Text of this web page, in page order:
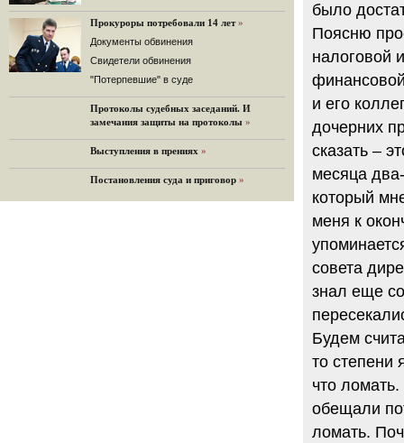
Граждане не хотят платить по счетам ЮКОСа
Решение Гаагского суда о компенсации $50 млрд
поддержали 12%.
129 комментариев
Вечер у Ходорковских. Вспоминает Иван Стариков.
11.08.2014
«Удивительно сильная, мощная и
достойная только преклонения
Прокуроры потребовали 14 лет »
Документы обвинения
Свидетели обвинения
"Потерпевшие" в суде
Протоколы судебных заседаний. И
замечания защиты на протоколы »
Выступления в прениях »
Постановления суда и приговор »
было
Поясню
налоговой
и его
дочерних
сказать –
месяца
который
меня к
совета
знал еще
Будем
то степени
что
обещали
ломать.